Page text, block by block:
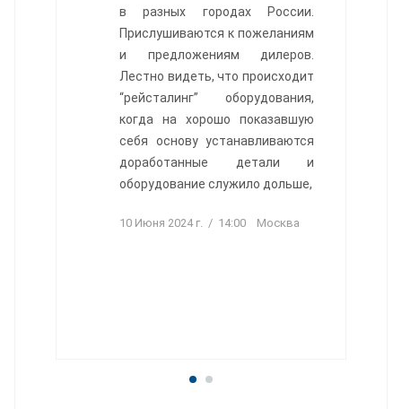
в разных городах России.
Прислушиваются к пожеланиям
и предложениям дилеров.
Лестно видеть, что происходит
“рейсталинг” оборудования,
когда на хорошо показавшую
себя основу устанавливаются
доработанные детали и
оборудование служило дольше,
10 Июня 2024 г. / 14:00 Москва